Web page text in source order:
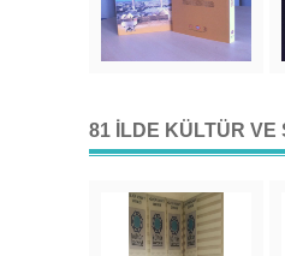
81 İLDE KÜLTÜR VE